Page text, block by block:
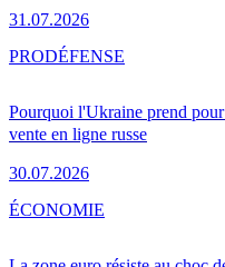
31.07.2026
Pourquoi l'Ukraine prend
vente en ligne russe
30.07.2026
PRODÉFENSE
ÉCONOMIE